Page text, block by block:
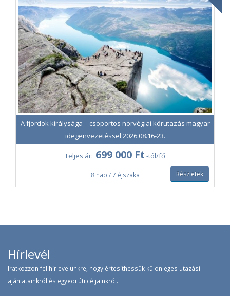
A fjordok királysága – csoportos norvégiai körutazás magyar
idegenvezetéssel 2026.08.16-23.
Teljes ár: 699 000 Ft -tól/fő
8 nap / 7 éjszaka Részletek
Hírlevél
Iratkozzon fel hírlevelünkre, hogy értesíthessük különleges utazási
ajánlatainkról és egyedi úti céljainkról.